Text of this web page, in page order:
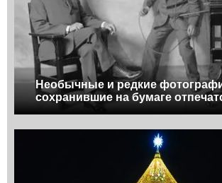
Необычные и редкие
сохранившие на бумаге